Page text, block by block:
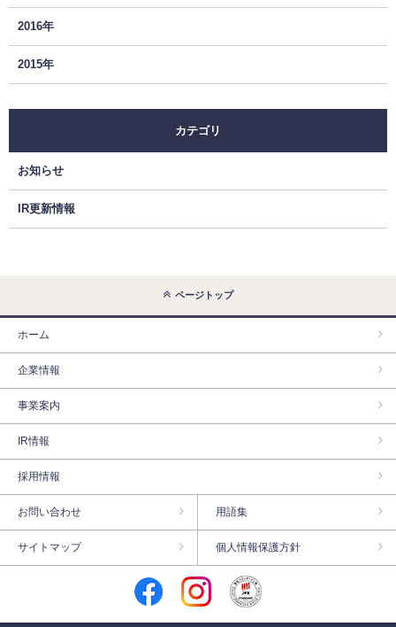
2016年
2015年
カテゴリ
お知らせ
IR更新情報
ページトップ
ホーム
企業情報
事業案内
IR情報
採用情報
お問い合わせ 用語集
サイトマップ 個人情報保護方針